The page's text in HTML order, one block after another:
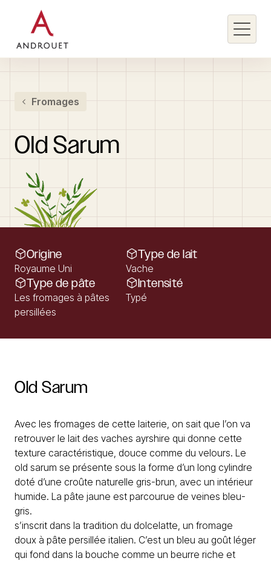
Rechercher un mot clé
Fromages
Old Sarum
Origine
Royaume Uni
Type de lait
Vache
Type de pâte
Les fromages à pâtes
persillées
Intensité
Typé
Old Sarum
Avec les fromages de cette laiterie, on sait que l’on va
retrouver le lait des vaches ayrshire qui donne cette
texture caractéristique, douce comme du velours. Le
old sarum se présente sous la forme d’un long cylindre
doté d’une croûte naturelle gris-brun, avec un intérieur
humide. La pâte jaune est parcourue de veines bleu-
gris.
s’inscrit dans la tradition du dolcelatte, un fromage
doux à pâte persillée italien. C’est un bleu au goût léger
qui fond dans la bouche comme un beurre riche et